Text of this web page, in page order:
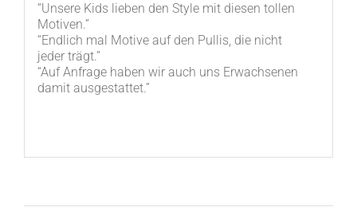
“Unse­re Kids lie­ben den Style mit die­sen tol­len
Motiven.”
“End­lich mal Moti­ve auf den Pul­lis, die nicht
jeder trägt.”
“Auf Anfra­ge haben wir auch uns Erwach­se­nen
damit ausgestattet.”